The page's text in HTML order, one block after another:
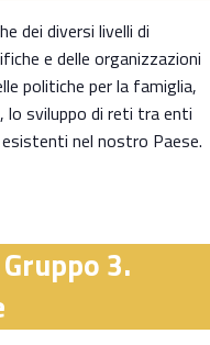
dei diversi livelli di
e delle organizzazioni
politiche per la famiglia,
lo sviluppo di reti tra enti
nel nostro Paese.
3.